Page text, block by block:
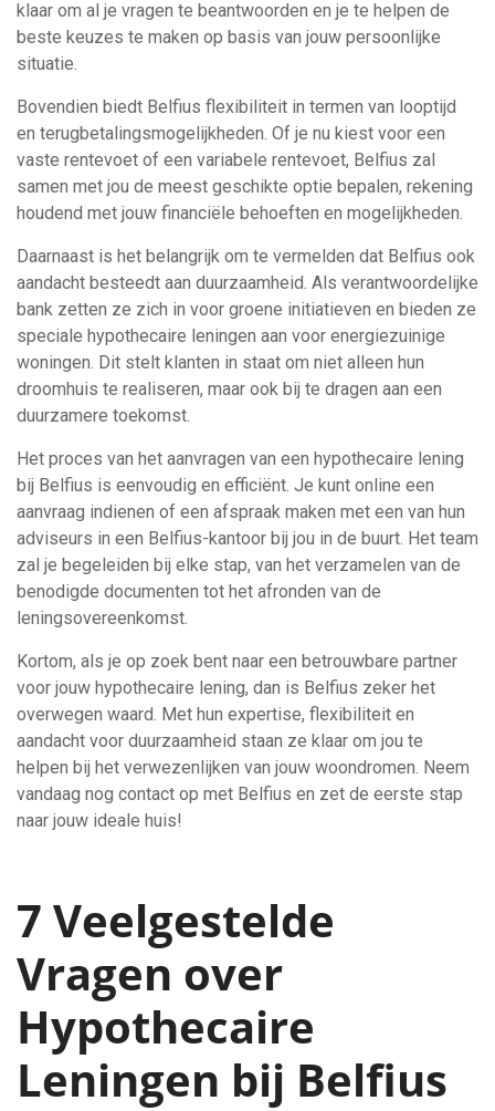
klaar om al je vragen te beantwoorden en je te helpen de
beste keuzes te maken op basis van jouw persoonlijke
situatie.
Bovendien biedt Belfius flexibiliteit in termen van looptijd
en terugbetalingsmogelijkheden. Of je nu kiest voor een
vaste rentevoet of een variabele rentevoet, Belfius zal
samen met jou de meest geschikte optie bepalen, rekening
houdend met jouw financiële behoeften en mogelijkheden.
Daarnaast is het belangrijk om te vermelden dat Belfius ook
aandacht besteedt aan duurzaamheid. Als verantwoordelijke
bank zetten ze zich in voor groene initiatieven en bieden ze
speciale hypothecaire leningen aan voor energiezuinige
woningen. Dit stelt klanten in staat om niet alleen hun
droomhuis te realiseren, maar ook bij te dragen aan een
duurzamere toekomst.
Het proces van het aanvragen van een hypothecaire lening
bij Belfius is eenvoudig en efficiënt. Je kunt online een
aanvraag indienen of een afspraak maken met een van hun
adviseurs in een Belfius-kantoor bij jou in de buurt. Het team
zal je begeleiden bij elke stap, van het verzamelen van de
benodigde documenten tot het afronden van de
leningsovereenkomst.
Kortom, als je op zoek bent naar een betrouwbare partner
voor jouw hypothecaire lening, dan is Belfius zeker het
overwegen waard. Met hun expertise, flexibiliteit en
aandacht voor duurzaamheid staan ze klaar om jou te
helpen bij het verwezenlijken van jouw woondromen. Neem
vandaag nog contact op met Belfius en zet de eerste stap
naar jouw ideale huis!
7 Veelgestelde
Vragen over
Hypothecaire
Leningen bij Belfius